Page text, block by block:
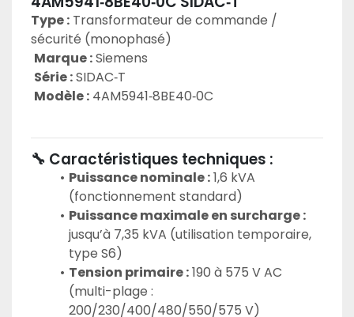
Type : Transformateur de commande /
sécurité (monophasé)
Marque : Siemens
Série : SIDAC‑T
Modèle : 4AM5941‑8BE40‑0C
🔧 Caractéristiques techniques :
Puissance nominale : 1,6 kVA
(fonctionnement standard)
Puissance maximale en surcharge :
jusqu’à 7,35 kVA (utilisation temporaire,
type S6)
Tension primaire : 190 à 575 V AC
(multi-plage :
200/230/400/480/550/575 V)